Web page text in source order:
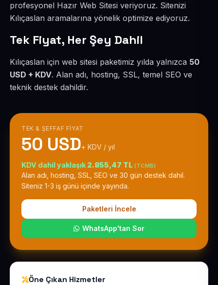
profesyonel Hazır Web Sitesi veriyoruz. Sitenizi
Kılıçaslan aramalarına yönelik optimize ediyoruz.
Tek Fiyat, Her Şey Dahil
Kılıçaslan için web sitesi paketimiz yılda yalnızca 50
USD + KDV. Alan adı, hosting, SSL, temel SEO ve
teknik destek dahildir.
TEK & ŞEFFAF FIYAT
50 USD+ KDV / yıl
KDV dahil yaklaşık 2.855,47 TL (TCMB)
Alan adı, hosting, SSL, SEO ve 30 gün destek dahil.
Siteniz 1-3 iş günü içinde yayında.
Paketleri İncele
WhatsApp'tan Sor
Öne Çıkan Hizmetler